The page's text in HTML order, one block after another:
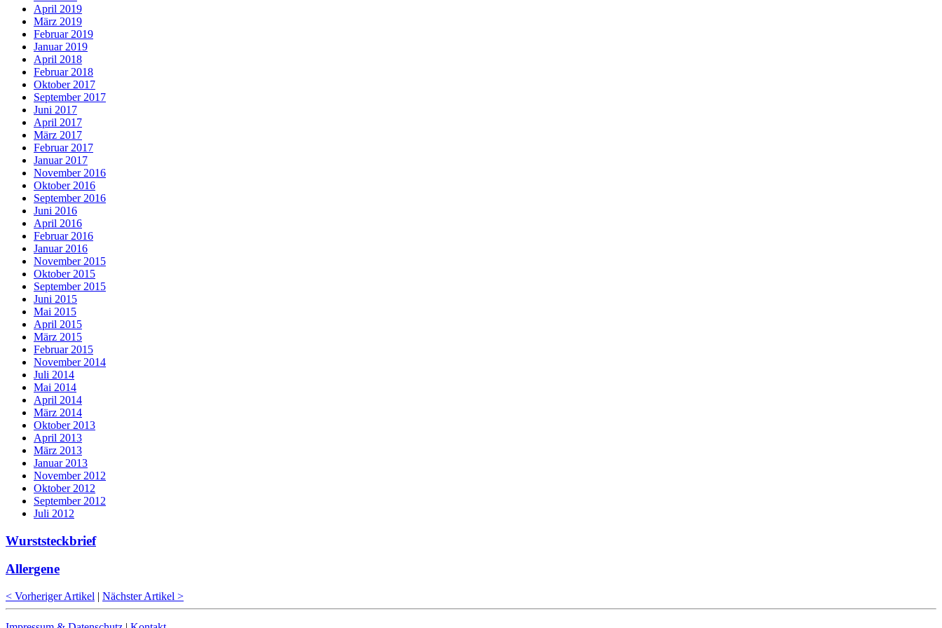
April 2019
März 2019
Februar 2019
Januar 2019
April 2018
Februar 2018
Oktober 2017
September 2017
Juni 2017
April 2017
März 2017
Februar 2017
Januar 2017
November 2016
Oktober 2016
September 2016
Juni 2016
April 2016
Februar 2016
Januar 2016
November 2015
Oktober 2015
September 2015
Juni 2015
Mai 2015
April 2015
März 2015
Februar 2015
November 2014
Juli 2014
Mai 2014
April 2014
März 2014
Oktober 2013
April 2013
März 2013
Januar 2013
November 2012
Oktober 2012
September 2012
Juli 2012
Wurststeckbrief
Allergene
< Vorheriger Artikel | Nächster Artikel >